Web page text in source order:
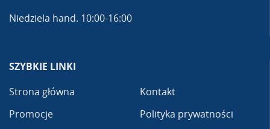
Niedziela hand. 10:00-16:00
SZYBKIE LINKI
Strona główna
Promocje
Kontakt
Polityka prywatności